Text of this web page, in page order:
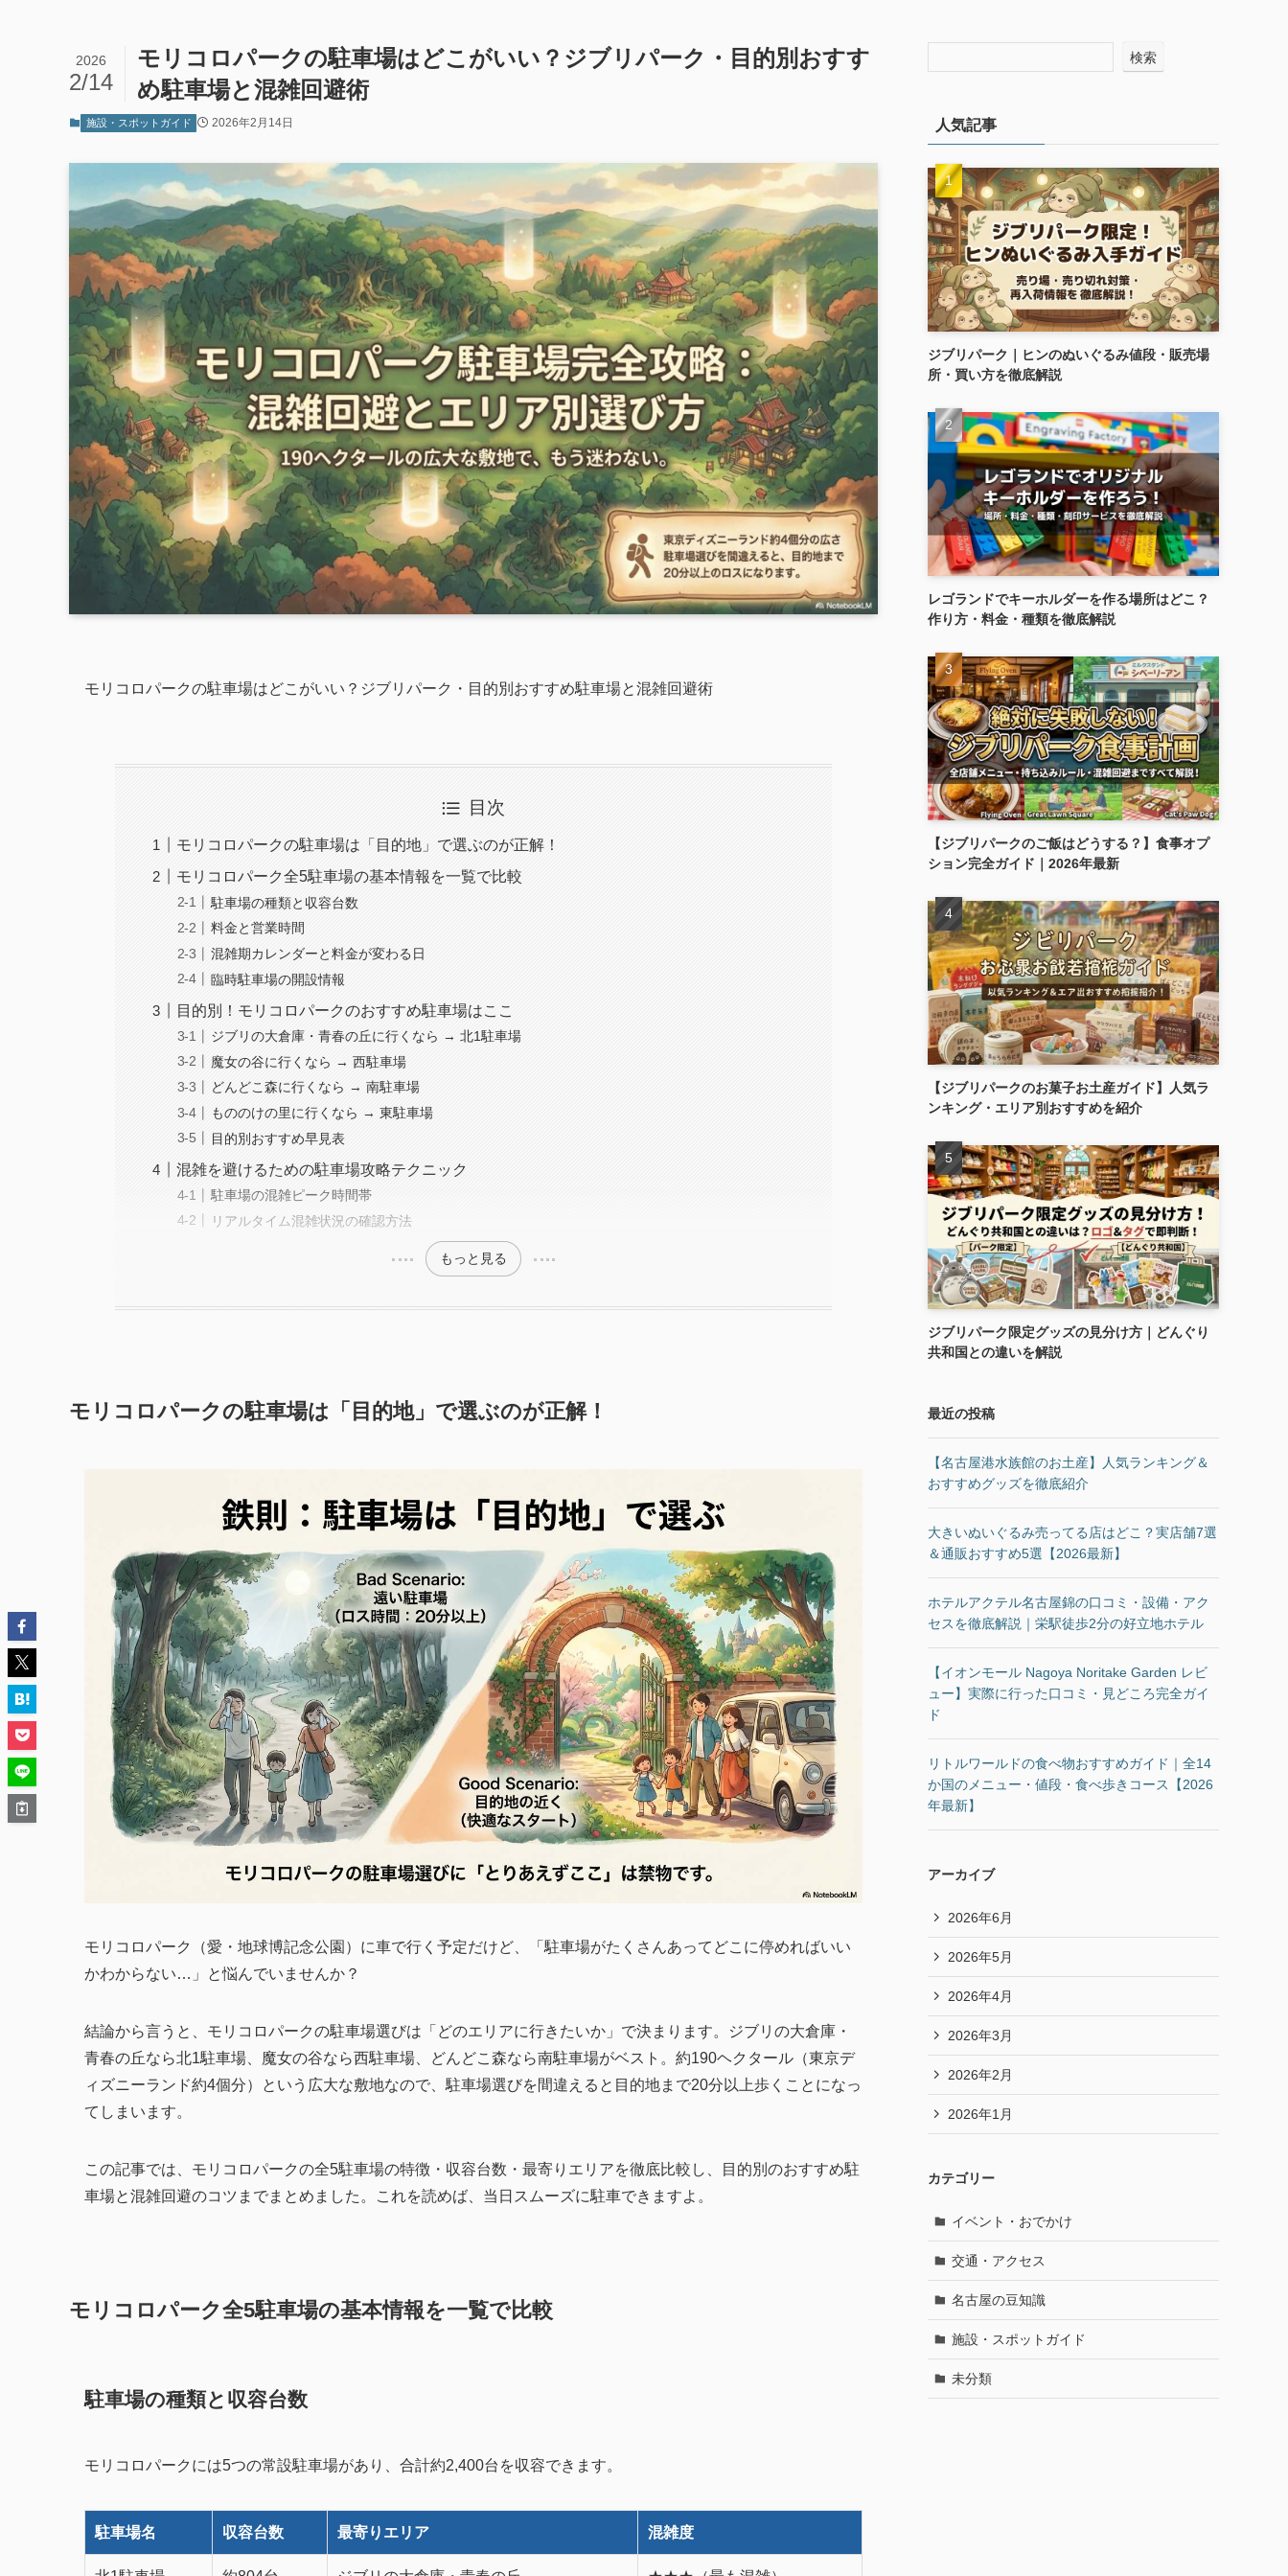
モリコロパークの駐車場はどこがいい？ジブリパーク・目的別おすす
め駐車場と混雑回避術
2026
2/14
施設・スポットガイド 2026年2月14日
モリコロパークの駐車場はどこがいい？ジブリパーク・目的別おすすめ駐車場と混雑回避術
目次
モリコロパークの駐車場は「目的地」で選ぶのが正解！
モリコロパーク全5駐車場の基本情報を一覧で比較
駐車場の種類と収容台数
料金と営業時間
混雑期カレンダーと料金が変わる日
臨時駐車場の開設情報
目的別！モリコロパークのおすすめ駐車場はここ
ジブリの大倉庫・青春の丘に行くなら → 北1駐車場
魔女の谷に行くなら → 西駐車場
どんどこ森に行くなら → 南駐車場
もののけの里に行くなら → 東駐車場
目的別おすすめ早見表
混雑を避けるための駐車場攻略テクニック
駐車場の混雑ピーク時間帯
リアルタイム混雑状況の確認方法
もっと見る
モリコロパークの駐車場は「目的地」で選ぶのが正解！
モリコロパーク（愛・地球博記念公園）に車で行く予定だけど、「駐車場がたくさんあってどこに停めればいい
かわからない…」と悩んでいませんか？
結論から言うと、モリコロパークの駐車場選びは「どのエリアに行きたいか」で決まります。ジブリの大倉庫・
青春の丘なら北1駐車場、魔女の谷なら西駐車場、どんどこ森なら南駐車場がベスト。約190ヘクタール（東京デ
ィズニーランド約4個分）という広大な敷地なので、駐車場選びを間違えると目的地まで20分以上歩くことになっ
てしまいます。
この記事では、モリコロパークの全5駐車場の特徴・収容台数・最寄りエリアを徹底比較し、目的別のおすすめ駐
車場と混雑回避のコツまでまとめました。これを読めば、当日スムーズに駐車できますよ。
モリコロパーク全5駐車場の基本情報を一覧で比較
駐車場の種類と収容台数
モリコロパークには5つの常設駐車場があり、合計約2,400台を収容できます。
駐車場名 収容台数 最寄りエリア 混雑度
検索
人気記事
ジブリパーク｜ヒンのぬいぐるみ値段・販売場
所・買い方を徹底解説
レゴランドでキーホルダーを作る場所はどこ？
作り方・料金・種類を徹底解説
【ジブリパークのご飯はどうする？】食事オプ
ション完全ガイド｜2026年最新
【ジブリパークのお菓子お土産ガイド】人気ラ
ンキング・エリア別おすすめを紹介
ジブリパーク限定グッズの見分け方｜どんぐり
共和国との違いを解説
最近の投稿
【名古屋港水族館のお土産】人気ランキング＆
おすすめグッズを徹底紹介
大きいぬいぐるみ売ってる店はどこ？実店舗7選
＆通販おすすめ5選【2026最新】
ホテルアクテル名古屋錦の口コミ・設備・アク
セスを徹底解説｜栄駅徒歩2分の好立地ホテル
【イオンモール Nagoya Noritake Garden レビ
ュー】実際に行った口コミ・見どころ完全ガイ
ド
リトルワールドの食べ物おすすめガイド｜全14
か国のメニュー・値段・食べ歩きコース【2026
年最新】
アーカイブ
2026年6月
2026年5月
2026年4月
2026年3月
2026年2月
2026年1月
カテゴリー
イベント・おでかけ
交通・アクセス
名古屋の豆知識
施設・スポットガイド
未分類